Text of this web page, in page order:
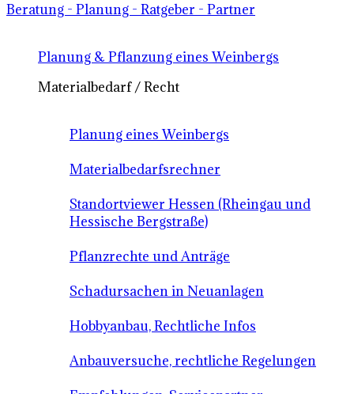
Beratung - Planung - Ratgeber - Partner
Planung & Pflanzung eines Weinbergs
Materialbedarf / Recht
Planung eines Weinbergs
Materialbedarfsrechner
Standortviewer Hessen (Rheingau und
Hessische Bergstraße)
Pflanzrechte und Anträge
Schadursachen in Neuanlagen
Hobbyanbau, Rechtliche Infos
Anbauversuche, rechtliche Regelungen